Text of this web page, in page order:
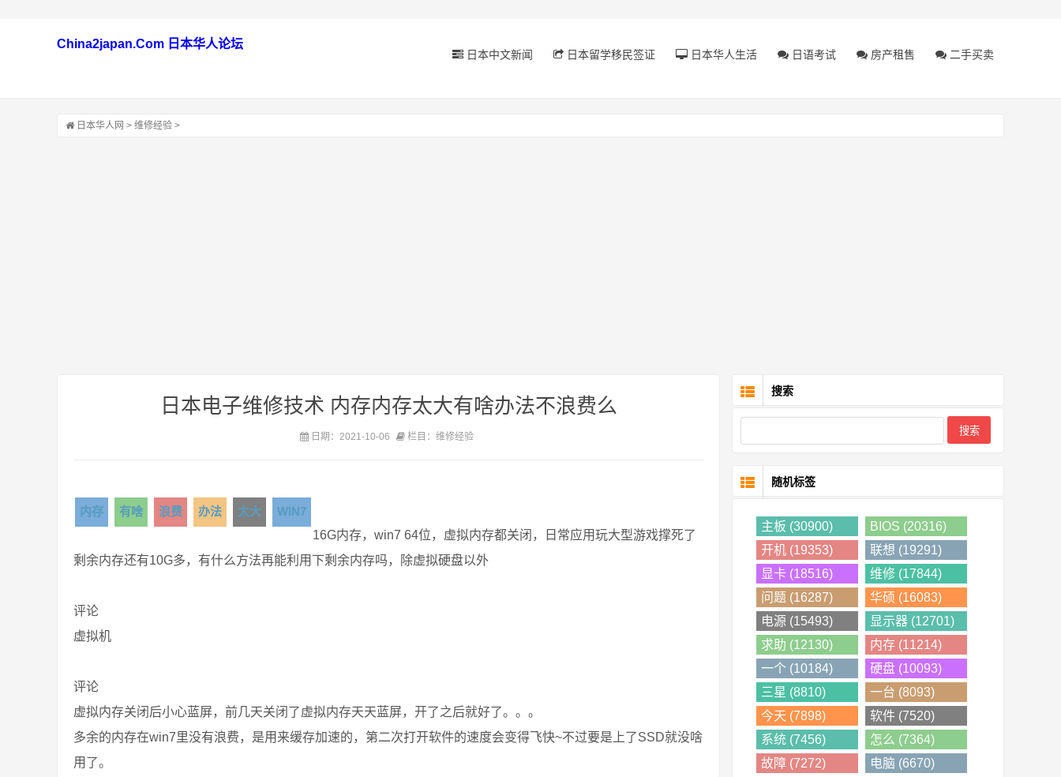
China2japan.Com 日本华人论坛
日本中文新闻 日本留学移民签证 日本华人生活 日语考试 房产租售 二手买卖
日本华人网 > 维修经验 >
日本电子维修技术 内存内存太大有啥办法不浪费么
日期：2021-10-06 栏目：维修经验
内存 有啥 浪费 办法 太大
WIN7
16G内存，win7 64位，虚拟内存都关闭，日常应用玩大型游戏撑死了
剩余内存还有10G多，有什么方法再能利用下剩余内存吗，除虚拟硬盘以外
评论
虚拟机
评论
虚拟内存关闭后小心蓝屏，前几天关闭了虚拟内存天天蓝屏，开了之后就好了。。。
多余的内存在win7里没有浪费，是用来缓存加速的，第二次打开软件的速度会变得飞快~不过要是上了SSD就没啥
用了。
搜索
随机标签
主板 (30900)
BIOS (20316)
开机 (19353)
联想 (19291)
显卡 (18516)
维修 (17844)
问题 (16287)
华硕 (16083)
电源 (15493)
显示器 (12701)
求助 (12130)
内存 (11214)
一个 (10184)
硬盘 (10093)
三星 (8810)
一台 (8093)
今天 (7898)
软件 (7520)
系统 (7456)
怎么 (7364)
故障 (7272)
电脑 (6670)